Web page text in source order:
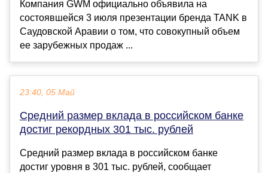
Компания GWM официально объявила на
состоявшейся 3 июля презентации бренда TANK в
Саудовской Аравии о том, что совокупный объем
ее зарубежных продаж ...
23:40, 05 Май
Средний размер вклада в российском банке
достиг рекордных 301 тыс. рублей
Средний размер вклада в российском банке
достиг уровня в 301 тыс. рублей, сообщает